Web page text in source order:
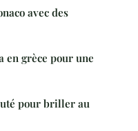
avec des
en grèce pour une
pour briller au